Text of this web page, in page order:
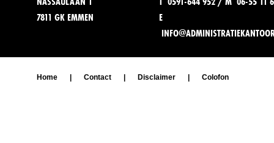
7811 GK EMMEN
E
Home Contact Disclaimer Colofon